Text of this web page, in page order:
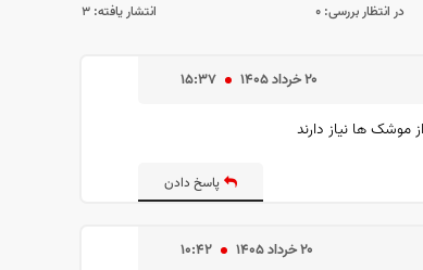
انتشار یافته:۳ در انتظار بررسی:۰
۱۵:۳۷ ۲۰ خرداد ۱۴۰۵
پاسخ دادن
۱۰:۴۲ ۲۰ خرداد ۱۴۰۵